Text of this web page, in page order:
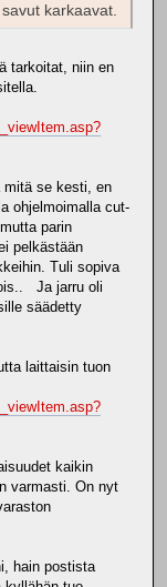
karkaavat.
tarkoitat, niin en
mitä se kesti, en
ohjelmoimalla cut-
parin
pelkästään
Tuli sopiva
Ja jarru oli
säädetty
laittaisin tuon
kaikin
varmasti. On nyt
hain postista